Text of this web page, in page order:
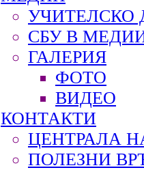
УЧИТЕЛСКО
СБУ В
ГАЛЕРИЯ
ФОТО
ВИДЕО
КОНТАКТИ
ЦЕНТРАЛА
ПОЛЕЗНИ